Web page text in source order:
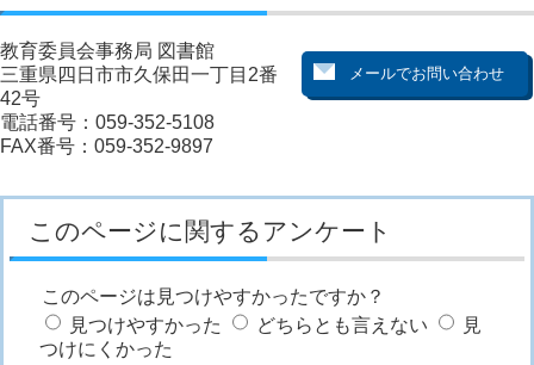
教育委員会事務局 図書館
三重県四日市市久保田一丁目2番
42号
電話番号：059-352-5108
FAX番号：059-352-9897
このページに関するアンケート
このページは見つけやすかったですか？
見つけやすかった
どちらとも言えない
見
つけにくかった